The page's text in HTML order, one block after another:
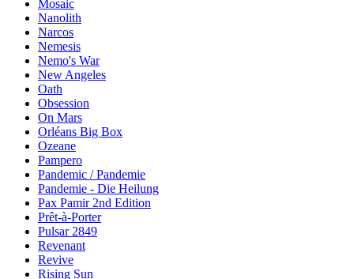
Mosaic
Nanolith
Narcos
Nemesis
Nemo's War
New Angeles
Oath
Obsession
On Mars
Orléans Big Box
Ozeane
Pampero
Pandemic / Pandemie
Pandemie - Die Heilung
Pax Pamir 2nd Edition
Prêt-à-Porter
Pulsar 2849
Revenant
Revive
Rising Sun